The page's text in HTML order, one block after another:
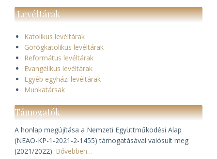
Levéltárak
Katolikus levéltárak
Görögkatolikus levéltárak
Református levéltárak
Evangélikus levéltárak
Egyéb egyházi levéltárak
Munkatársak
Támogatók
A honlap megújítása a Nemzeti Együttműködési Alap
(NEAO-KP-1-2021-2-1455) támogatásával valósult meg
(2021/2022). Bővebben…